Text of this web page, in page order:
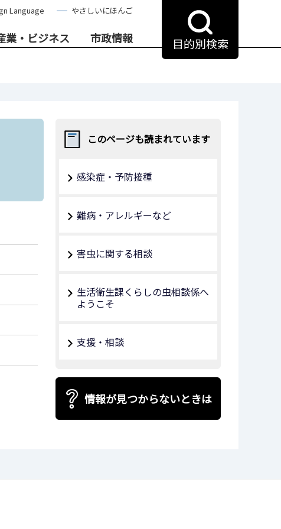
Language やさしいにほんご
業・ビジネス 市政情報 目的別検索
このページも読まれています
感染症・予防接種
難病・アレルギーなど
害虫に関する相談
生活衛生課くらしの虫相談係へ
ようこそ
支援・相談
情報が見つからないときは